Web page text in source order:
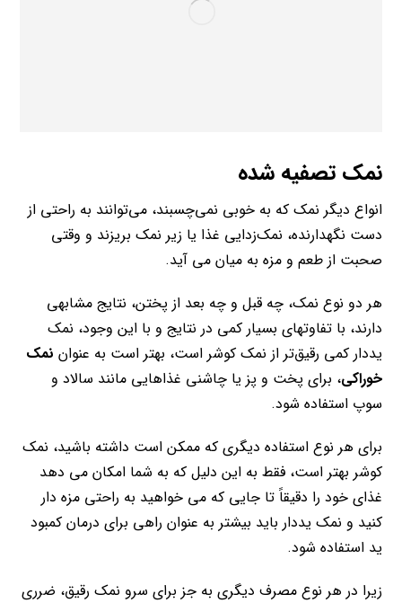
نمک تصفیه شده
انواع دیگر نمک که به خوبی نمی‌چسبند، می‌توانند به راحتی از
دست نگهدارنده، نمک‌زدایی غذا یا زیر نمک بریزند و وقتی
صحبت از طعم و مزه به میان می آید.
هر دو نوع نمک، چه قبل و چه بعد از پختن، نتایج مشابهی
دارند، با تفاوتهای بسیار کمی در نتایج و با این وجود، نمک
یددار کمی رقیق‌تر از نمک کوشر است، بهتر است به عنوان نمک
خوراکی، برای پخت و پز یا چاشنی غذاهایی مانند سالاد و
سوپ استفاده شود.
برای هر نوع استفاده دیگری که ممکن است داشته باشید، نمک
کوشر بهتر است، فقط به این دلیل که به شما امکان می دهد
غذای خود را دقیقاً تا جایی که می خواهید به راحتی مزه دار
کنید و نمک یددار باید بیشتر به عنوان راهی برای درمان کمبود
ید استفاده شود.
زیرا در هر نوع مصرف دیگری به جز برای سرو نمک رقیق، ضرری